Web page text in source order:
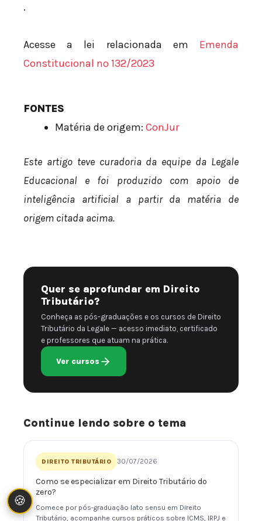
.
Acesse a lei relacionada em Emenda
Constitucional nº 132/2023
FONTES
Matéria de origem: ConJur
Este artigo teve curadoria da equipe da Legale
Educacional e foi produzido com apoio de
inteligência artificial a partir da matéria de
origem citada acima.
Quer se aprofundar em Direito
Tributário?
Conheça as pós-graduações e os cursos de Direito
Tributário da Legale — acesso imediato, certificado
e professores que atuam na prática.
Ver cursos
Continue lendo sobre o tema
DIREITO TRIBUTÁRIO 30/07/2026
Como se especializar em Direito Tributário do
zero?
Comece por pós-graduação lato sensu em Direito
Tributário, acompanhe cursos práticos sobre ICMS, IRPJ e
🍪